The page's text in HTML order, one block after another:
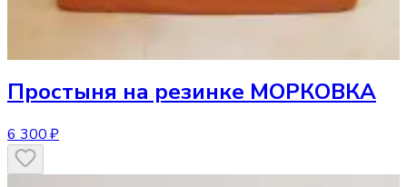
Простыня на резинке МОРКОВКА
6 300 ₽